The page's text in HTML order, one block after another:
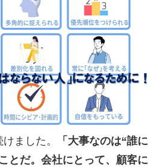
ました。
「大事なのは“誰に
とだ。会社にとって、顧客に